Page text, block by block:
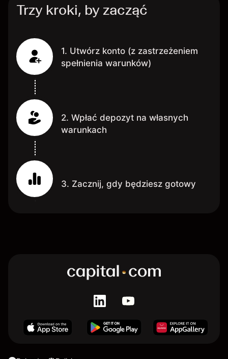
Trzy kroki, by zacząć
1. Utwórz konto (z zastrzeżeniem
spełnienia warunków)
2. Wpłać depozyt na własnych
warunkach
3. Zacznij, gdy będziesz gotowy